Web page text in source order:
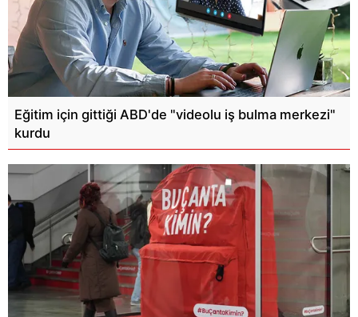
Eğitim için gittiği ABD'de "videolu iş bulma merkezi"
kurdu